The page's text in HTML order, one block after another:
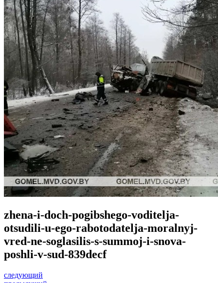
zhena-i-doch-pogibshego-voditelja-
otsudili-u-ego-rabotodatelja-moralnyj-
vred-ne-soglasilis-s-summoj-i-snova-
poshli-v-sud-839decf
следующий